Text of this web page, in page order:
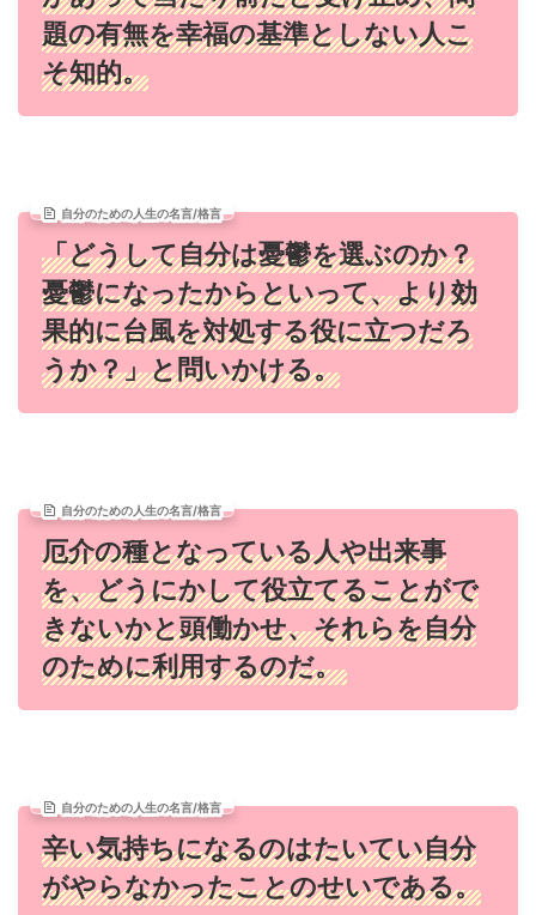
題の有無を幸福の基準としない人こ
そ知的。
自分のための人生の名言/格言
「どうして自分は憂鬱を選ぶのか？
憂鬱になったからといって、より効
果的に台風を対処する役に立つだろ
うか？」と問いかける。
自分のための人生の名言/格言
厄介の種となっている人や出来事
を、どうにかして役立てることがで
きないかと頭働かせ、それらを自分
のために利用するのだ。
自分のための人生の名言/格言
辛い気持ちになるのはたいてい自分
がやらなかったことのせいである。